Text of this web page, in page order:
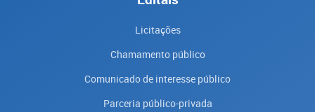
Licitações
Chamamento público
Comunicado de interesse público
Parceria público-privada